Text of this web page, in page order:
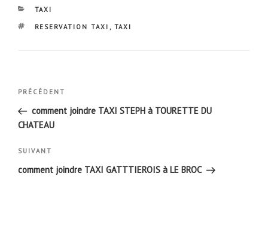
CATÉGORIES
TAXI
ÉTIQUETTES
RESERVATION TAXI , TAXI
Navigation
l’article
Article
précédent
PRÉCÉDENT
comment joindre TAXI STEPH à TOURETTE DU
CHATEAU
Article
suivant
SUIVANT
comment joindre TAXI GATTTIEROIS à LE BROC